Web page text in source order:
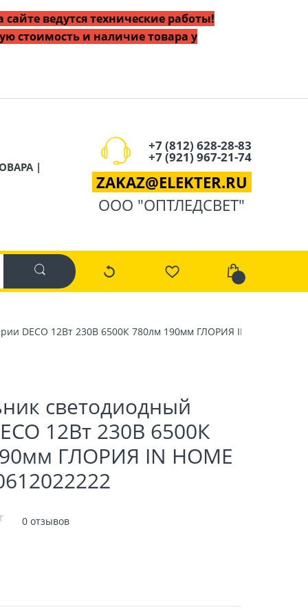
ведутся технические работы!
стоимость и наличие товара у
|
+7 (812) 628-28-83
+7 (921) 967-21-74
ZAKAZ@ELEKTER.RU
ООО "ОПТЛЕДСВЕТ"
DECO 12Вт 230В 6500К 780лм 190мм ГЛОРИЯ IN HOME арт
светодиодный
12Вт 230В 6500К
ГЛОРИЯ IN HOME
0 отзывов